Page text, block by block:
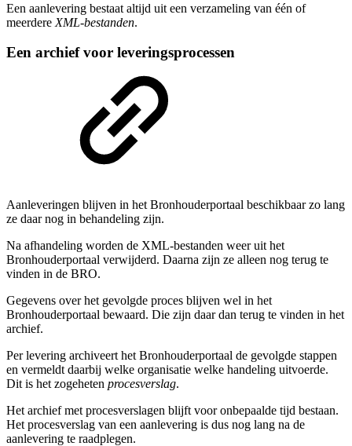
Een aanlevering bestaat altijd uit een verzameling van één of
meerdere XML-bestanden.
Een archief voor leveringsprocessen
Aanleveringen blijven in het Bronhouderportaal beschikbaar zo lang
ze daar nog in behandeling zijn.
Na afhandeling worden de XML-bestanden weer uit het
Bronhouderportaal verwijderd. Daarna zijn ze alleen nog terug te
vinden in de BRO.
Gegevens over het gevolgde proces blijven wel in het
Bronhouderportaal bewaard. Die zijn daar dan terug te vinden in het
archief.
Per levering archiveert het Bronhouderportaal de gevolgde stappen
en vermeldt daarbij welke organisatie welke handeling uitvoerde.
Dit is het zogeheten procesverslag.
Het archief met procesverslagen blijft voor onbepaalde tijd bestaan.
Het procesverslag van een aanlevering is dus nog lang na de
aanlevering te raadplegen.